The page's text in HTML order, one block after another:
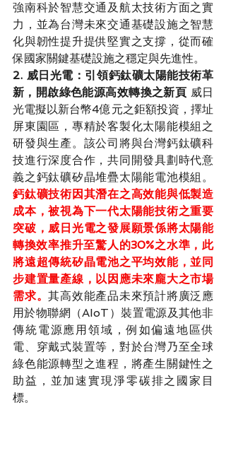
強南科於智慧交通及航太技術方面之實
力，並為台灣未來交通基礎設施之智慧
化與韌性提升提供堅實之支撐，從而確
保國家關鍵基礎設施之穩定與先進性。
2. 威日光電：引領鈣鈦礦太陽能技術革
新，開啟綠色能源高效轉換之新頁 威日
光電擬以新台幣4億元之鉅額投資，擇址
屏東園區，專精於客製化太陽能模組之
研發與生產。該公司將與台灣鈣鈦礦科
技進行深度合作，共同開發具劃時代意
義之鈣鈦礦矽晶堆疊太陽能電池模組。
鈣鈦礦技術因其潛在之高效能與低製造
成本，被視為下一代太陽能技術之重要
突破，威日光電之發展願景係將太陽能
轉換效率推升至驚人的30%之水準，此
將遠超傳統矽晶電池之平均效能，並同
步建置量產線，以因應未來龐大之市場
需求。其高效能產品未來預計將廣泛應
用於物聯網（AIoT）裝置電源及其他非
傳統電源應用領域，例如偏遠地區供
電、穿戴式裝置等，對於台灣乃至全球
綠色能源轉型之進程，將產生關鍵性之
助益，並加速實現淨零碳排之國家目
標。